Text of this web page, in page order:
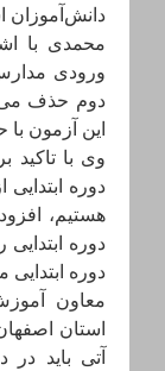
محمدی با
ورودی
دوم حذف
این آزمون
دوره
هستیم،
دوره
معاون
استان
آتی باید